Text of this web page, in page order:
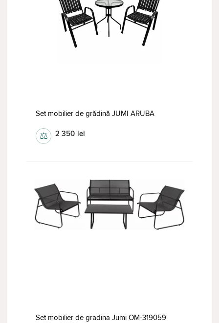
Set mobilier de grădină JUMI ARUBA
2 350 lei
⚖
Set mobilier de gradina Jumi OM-319059